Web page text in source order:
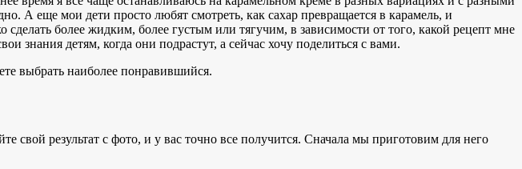
А еще мои дети просто любят смотреть, как сахар превращается в карамель, и
более жидким, более густым или тягучим, в зависимости от того, какой рецепт мне
знания детям, когда они подрастут, а сейчас хочу поделиться с вами.
выбрать наиболее понравившийся.
свой результат с фото, и у вас точно все получится. Сначала мы приготовим для него